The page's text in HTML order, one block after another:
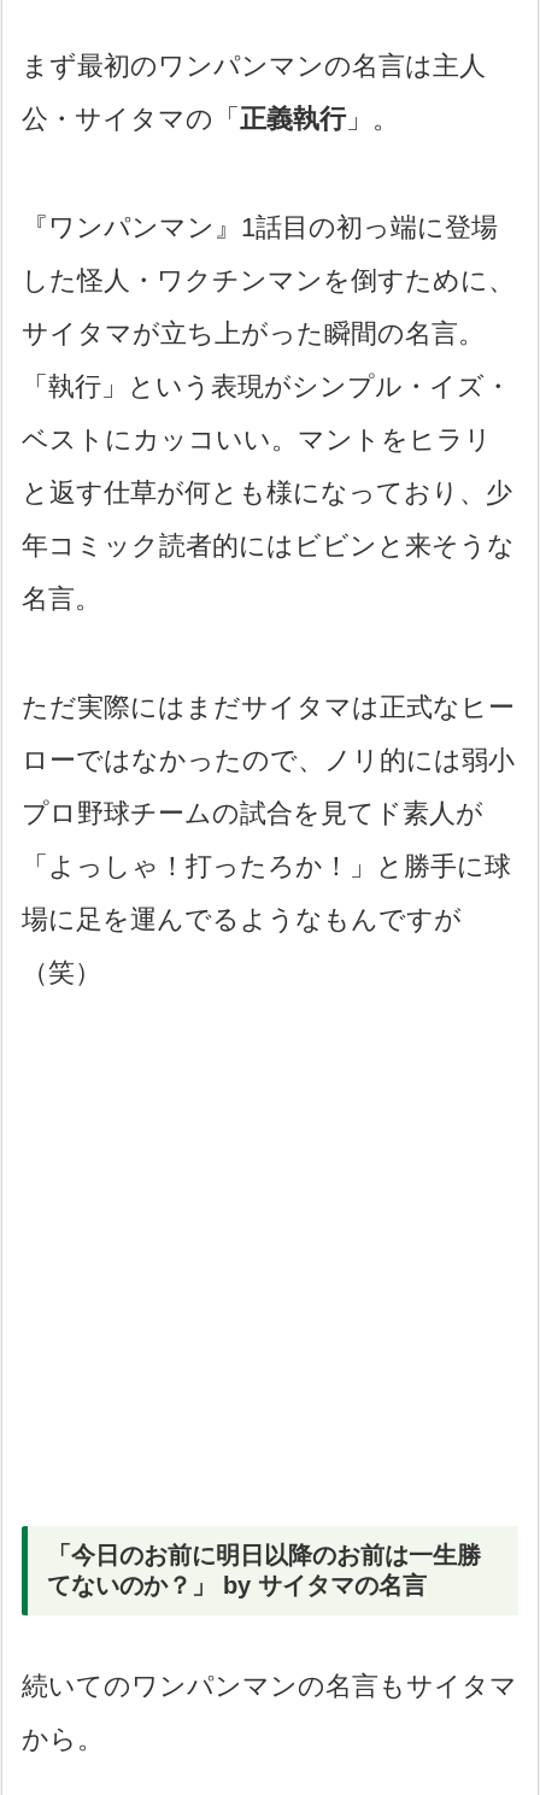
まず最初のワンパンマンの名言は主人
公・サイタマの「 正義執行」。
『ワンパンマン』1話目の初っ端に登場
した怪人・ワクチンマンを倒すために、
サイタマが立ち上がった瞬間の名言。
「執行」という表現がシンプル・イズ・
ベストにカッコいい。マントをヒラリ
と返す仕草が何とも様になっており、少
年コミック読者的にはビビンと来そうな
名言。
ただ実際にはまだサイタマは正式なヒー
ローではなかったので、ノリ的には弱小
プロ野球チームの試合を見てド素人が
「よっしゃ！打ったろか！」と勝手に球
場に足を運んでるようなもんですが
（笑）
「今日のお前に明日以降のお前は一生勝
てないのか？」 by サイタマの名言
続いてのワンパンマンの名言もサイタマ
から。